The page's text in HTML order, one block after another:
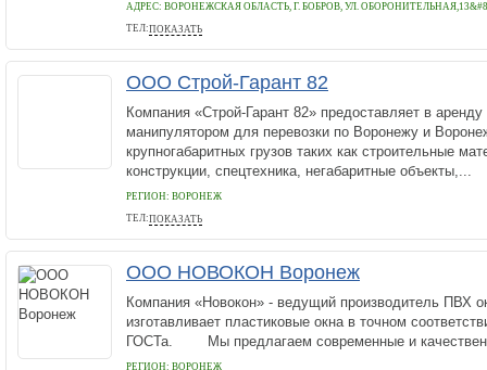
АДРЕС: ВОРОНЕЖСКАЯ ОБЛАСТЬ, Г. БОБРОВ, УЛ.
ТЕЛ:ПОКАЗАТЬ
+7 (920) 228-05-59
ООО Строй-Гарант 82
Компания «Строй-Гарант 82» предоставляет в
манипулятором для перевозки по Воронежу и
крупногабаритных грузов таких как строительные
конструкции, спецтехника, негабаритные объекты,...
РЕГИОН: ВОРОНЕЖ
ТЕЛ:ПОКАЗАТЬ
84732926916
ООО НОВОКОН Воронеж
Компания «Новокон» - ведущий производитель ПВХ
изготавливает пластиковые окна в точном
ГОСТа. Мы предлагаем современные и
РЕГИОН: ВОРОНЕЖ